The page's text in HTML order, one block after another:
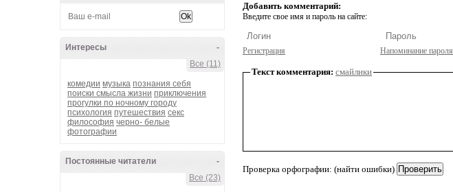
-
Интересы
Все (11)
комедии музыка познания себя
поиски смысла жизни приключения
прогулки по ночному городу
психология путешествия секс
философия черно- белые
фотографии
-
Постоянные читатели
Все (23)
Добавить комментарий:
Введите свое имя и пароль на сайте:
Регистрация Напоминание пароля
Текст комментария: смайлики
Проверка орфографии: (найти ошибки)